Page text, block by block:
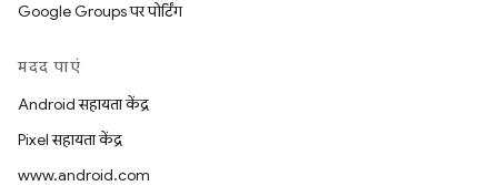
Google Groups पर पोर्टिंग
मदद पाएं
Android सहायता केंद्र
Pixel सहायता केंद्र
www.android.com